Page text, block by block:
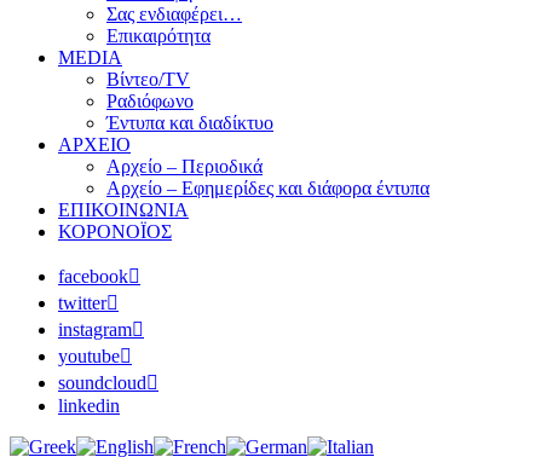
Σας ενδιαφέρει…
Επικαιρότητα
MEDIA
Βίντεο/TV
Ραδιόφωνο
Έντυπα και διαδίκτυο
ΑΡΧΕΙΟ
Αρχείο – Περιοδικά
Αρχείο – Εφημερίδες και διάφορα έντυπα
ΕΠΙΚΟΙΝΩΝΙΑ
ΚΟΡΟΝΟΪΟΣ
facebook
twitter
instagram
youtube
soundcloud
linkedin